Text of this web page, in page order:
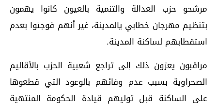
مرشحو حزب العدالة والتنمية بالعيون كانوا يهمون
بتنظيم مهرجان خطابي يالمدينة، غير أنهم فوجئوا بعدم
استقطابهم لساكنة المدينة.
مراقبون يعزون ذلك إلى تراجع شعبية الحزب بالأقاليم
الصحراوية بسبب عدم وفائهم بالوعود التي قطعوها
على الساكنة قبل توليهم قيادة الحكومة المنتهية